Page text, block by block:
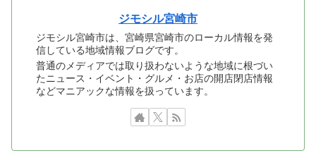
ジモシル宮崎市
ジモシル宮崎市は、宮崎県宮崎市のローカル情報を発
信している地域情報ブログです。
普通のメディアでは取り扱わないような地域に根づい
たニュース・イベント・グルメ・お店の開店閉店情報
などマニアックな情報を扱っています。